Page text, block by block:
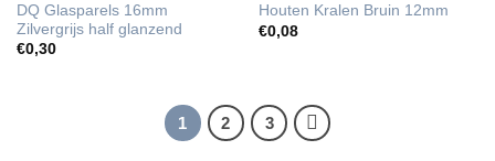
DQ Glasparels 16mm
Zilvergrijs half glanzend
€0,30
Houten Kralen Bruin 12mm
€0,08
1 2 3